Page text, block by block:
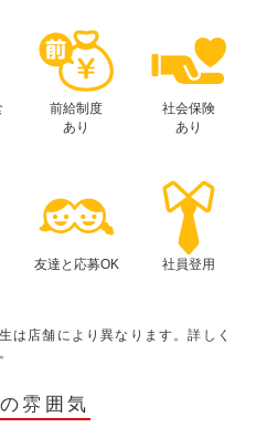
前給制度
あり
社会保険
あり
友達と応募OK 社員登用
は店舗により異なります。詳しく
雰囲気